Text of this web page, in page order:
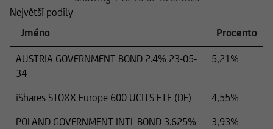
Největší podíly
Jméno
Procento
AUSTRIA GOVERNMENT BOND 2.4% 23-05-
34
5,21%
iShares STOXX Europe 600 UCITS ETF (DE)
4,55%
POLAND GOVERNMENT INTL BOND 3.625%
3,93%